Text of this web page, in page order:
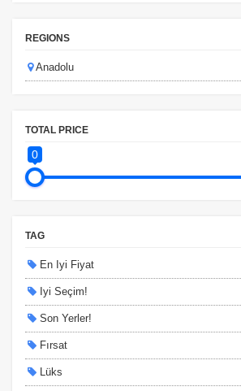
REGIONS
Anadolu
TOTAL PRICE
0
TAG
En Iyi Fiyat
Iyi Seçim!
Son Yerler!
Fırsat
Lüks